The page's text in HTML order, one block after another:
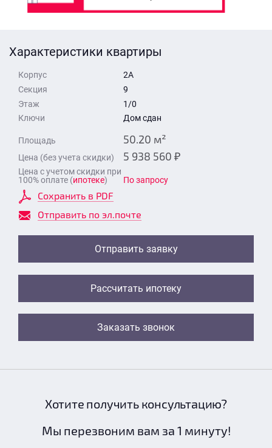
Характеристики квартиры
Корпус
2А
Секция
9
Этаж
1/0
Ключи
Дом сдан
Площадь 50.20 м²
Цена (без учета скидки) 5 938 560 ₽
Цена с учетом скидки при
100% оплате (ипотеке) По запросу
Сохранить в PDF
Отправить по эл.почте
Отправить заявку
Рассчитать ипотеку
Заказать звонок
Отправить
Отправить
Отправить
Хотите получить консультацию?
Мы перезвоним вам за 1 минуту!